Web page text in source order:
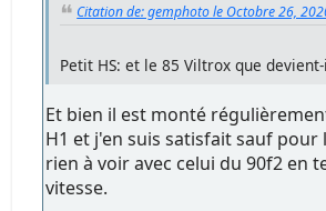
Citation de: gemphoto le Octobre 26,
Petit HS: et le 85 Viltrox que
Et bien il est monté
H1 et j'en suis satisfait sauf pour
rien à voir avec celui du 90f2 en
vitesse.